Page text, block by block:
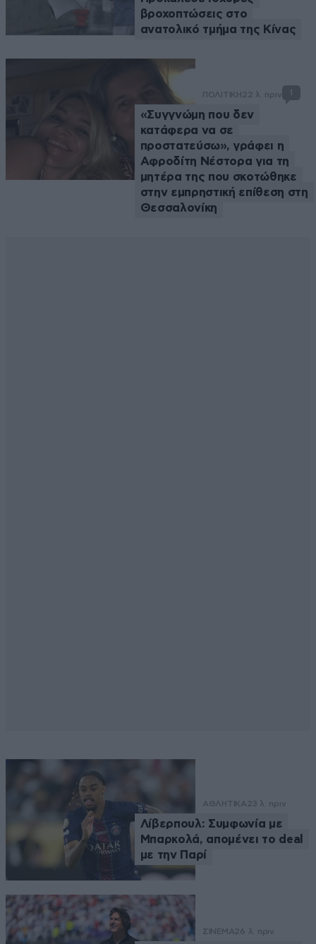
βροχοπτώσεις στο
ανατολικό τμήμα της Κίνας
ΠΟΛΙΤΙΚΗ 22 λ. πριν 1
«Συγγνώμη που δεν
κατάφερα να σε
προστατεύσω», γράφει η
Αφροδίτη Νέστορα για τη
μητέρα της που σκοτώθηκε
στην εμπρηστική επίθεση στη
Θεσσαλονίκη
ΑΘΛΗΤΙΚΑ 23 λ. πριν
Λίβερπουλ: Συμφωνία με
Μπαρκολά, απομένει το deal
με την Παρί
ΣΙΝΕΜΑ26 λ. πριν